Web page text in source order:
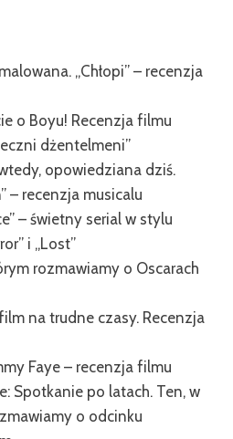
„Chłopi” – recenzja
o Boyu! Recenzja filmu
dżentelmeni”
opowiedziana dziś.
– recenzja musicalu
– świetny serial w stylu
i „Lost”
rozmawiamy o Oscarach
na trudne czasy. Recenzja
Faye – recenzja filmu
Spotkanie po latach. Ten, w
o odcinku